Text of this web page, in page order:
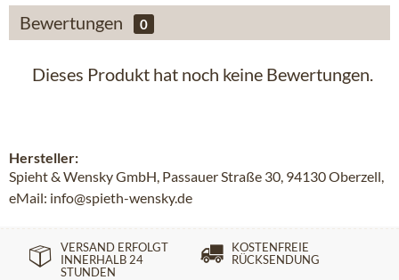
Bewertungen 0
Dieses Produkt hat noch keine Bewertungen.
Hersteller:
Spieht & Wensky GmbH, Passauer Straße 30, 94130 Oberzell,
eMail: info@spieth-wensky.de
VERSAND ERFOLGT
INNERHALB 24
STUNDEN
KOSTENFREIE
RÜCKSENDUNG